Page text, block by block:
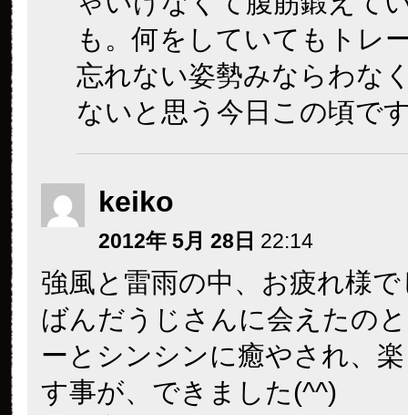
も。何をしていてもトレ
忘れない姿勢みならわな
ないと思う今日この頃で
keiko
2012年 5月 28日 22:14
強風と雷雨の中、お疲れ様
ばんだうじさんに会えたの
ーとシンシンに癒やされ、
す事が、できました(^^)